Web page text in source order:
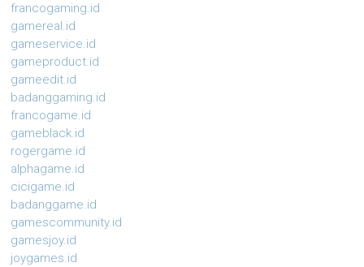
francogaming.id
gamereal.id
gameservice.id
gameproduct.id
gameedit.id
badanggaming.id
francogame.id
gameblack.id
rogergame.id
alphagame.id
cicigame.id
badanggame.id
gamescommunity.id
gamesjoy.id
joygames.id